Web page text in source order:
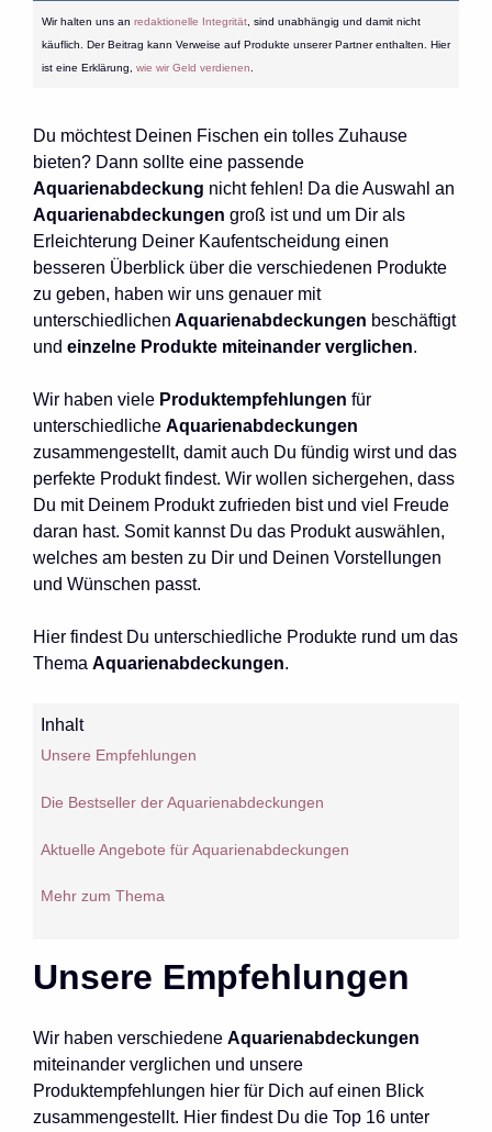
Wir halten uns an redaktionelle Integrität, sind unabhängig und damit nicht
käuflich. Der Beitrag kann Verweise auf Produkte unserer Partner enthalten. Hier
ist eine Erklärung, wie wir Geld verdienen
Du möchtest Deinen Fischen ein tolles Zuhause
bieten? Dann sollte eine passende
Aquarienabdeckung nicht fehlen! Da die Auswahl an
Aquarienabdeckungen groß ist und um Dir als
Erleichterung Deiner Kaufentscheidung einen
besseren Überblick über die verschiedenen Produkte
zu geben, haben wir uns genauer mit
unterschiedlichen Aquarienabdeckungen beschäftigt
und einzelne Produkte miteinander verglichen.
Wir haben viele Produktempfehlungen für
unterschiedliche Aquarienabdeckungen
zusammengestellt, damit auch Du fündig wirst und das
perfekte Produkt findest. Wir wollen sichergehen, dass
Du mit Deinem Produkt zufrieden bist und viel Freude
daran hast. Somit kannst Du das Produkt auswählen,
welches am besten zu Dir und Deinen Vorstellungen
und Wünschen passt.
Hier findest Du unterschiedliche Produkte rund um das
Thema Aquarienabdeckungen.
Inhalt
Unsere Empfehlungen
Die Bestseller der Aquarienabdeckungen
Aktuelle Angebote für Aquarienabdeckungen
Mehr zum Thema
Unsere Empfehlungen
Wir haben verschiedene Aquarienabdeckungen
miteinander verglichen und unsere
Produktempfehlungen hier für Dich auf einen Blick
zusammengestellt. Hier findest Du die Top 16 unter